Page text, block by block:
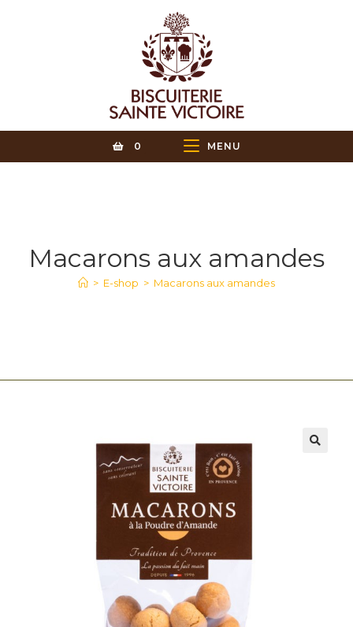
0 MENU
Macarons aux amandes
> E-shop > Macarons aux amandes